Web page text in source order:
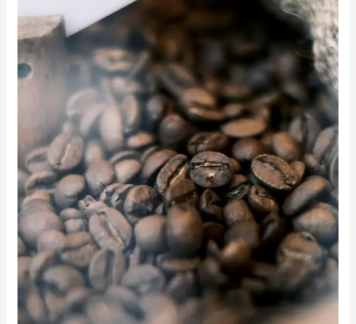
SCA
烘
豆
高
帶
你
精
準
掌
握
200
分
鐘